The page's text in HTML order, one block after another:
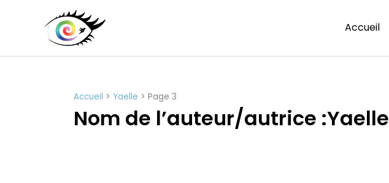
Accueil
Accueil Yaelle Page 3
Nom de l’auteur/autrice :Yaelle